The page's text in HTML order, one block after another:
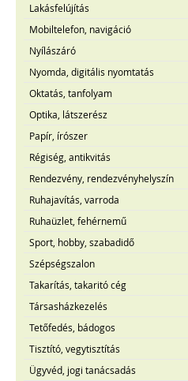
Lakásfelújítás
Mobiltelefon, navigáció
Nyílászáró
Nyomda, digitális nyomtatás
Oktatás, tanfolyam
Optika, látszerész
Papír, írószer
Régiség, antikvitás
Rendezvény, rendezvényhelyszín
Ruhajavítás, varroda
Ruhaüzlet, fehérnemű
Sport, hobby, szabadidő
Szépségszalon
Takarítás, takaritó cég
Társasházkezelés
Tetőfedés, bádogos
Tisztító, vegytisztítás
Ügyvéd, jogi tanácsadás